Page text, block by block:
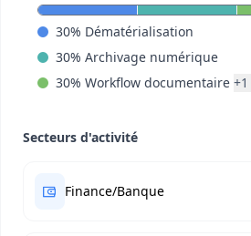
30% Dématérialisation
30% Archivage numérique
30% Workflow documentaire +1
Secteurs d'activité
Finance/Banque